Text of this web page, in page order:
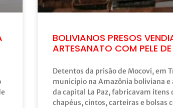
BOLIVIANOS PRESOS
ARTESANATO COM PELE
Detentos da prisão de Mocovi, em
município na Amazônia boliviana
da capital La Paz, fabricavam itens
chapéus, cintos, carteiras e bolsas